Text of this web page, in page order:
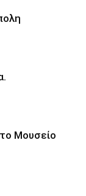
Μουσείο